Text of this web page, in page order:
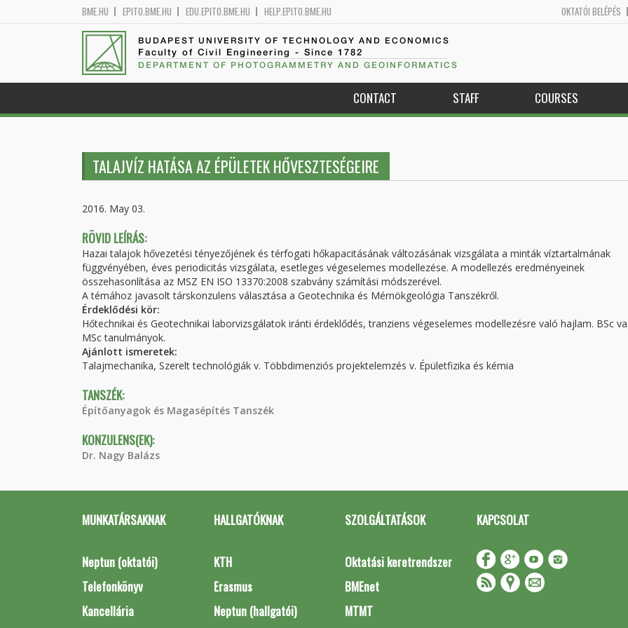
BME.HU EPITO.BME.HU EDU.EPITO.BME.HU HELP.EPITO.BME.HU OKTATÓI BELÉPÉS
BUDAPEST UNIVERSITY OF TECHNOLOGY AND ECONOMICS
Faculty of Civil Engineering - Since 1782
DEPARTMENT OF PHOTOGRAMMETRY AND GEOINFORMATICS
CONTACT STAFF COURSES
TALAJVÍZ HATÁSA AZ ÉPÜLETEK HŐVESZTESÉGEIRE
2016. May 03.
RÖVID LEÍRÁS:
Hazai talajok hővezetési tényezőjének és térfogati hőkapacitásának változásának vizsgálata a minták víztartalmának
függvényében, éves periodicitás vizsgálata, esetleges végeselemes modellezése. A modellezés eredményeinek
összehasonlítása az MSZ EN ISO 13370:2008 szabvány számítási módszerével.
A témához javasolt társkonzulens választása a Geotechnika és Mérnökgeológia Tanszékről.
Érdeklődési kör:
Hőtechnikai és Geotechnikai laborvizsgálatok iránti érdeklődés, tranziens végeselemes modellezésre való hajlam. BSc
MSc tanulmányok.
Ajánlott ismeretek:
Talajmechanika, Szerelt technológiák v. Többdimenziós projektelemzés v. Épületfizika és kémia
TANSZÉK:
Építőanyagok és Magasépítés Tanszék
KONZULENS(EK):
Dr. Nagy Balázs
MUNKATÁRSAKNAK
Neptun (oktatói)
Telefonkönyv
Kancellária
HALLGATÓKNAK
KTH
Erasmus
Neptun (hallgatói)
SZOLGÁLTATÁSOK
Oktatási keretrendszer
BMEnet
MTMT
KAPCSOLAT